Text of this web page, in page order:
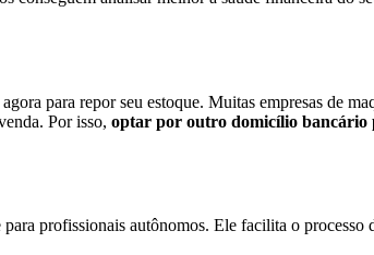
agora para repor seu estoque. Muitas empresas de
Por isso, optar por outro domicílio bancário
profissionais autônomos. Ele facilita o